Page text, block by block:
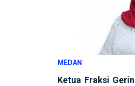
MEDAN
Ketua Fraksi